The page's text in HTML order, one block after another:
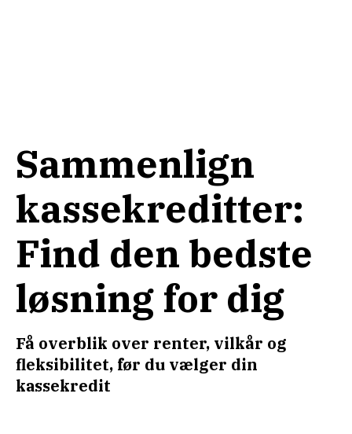
Sammenlign
kassekreditter:
Find den bedste
løsning for dig
Få overblik over renter, vilkår og
fleksibilitet, før du vælger din
kassekredit